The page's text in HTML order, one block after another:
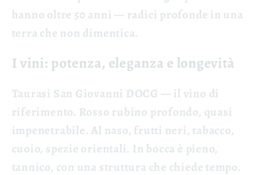
hanno oltre 50 anni — radici profonde in una
terra che non dimentica.
I vini: potenza, eleganza e longevità
Taurasi San Giovanni DOCG — il vino di
riferimento. Rosso rubino profondo, quasi
impenetrabile. Al naso, frutti neri, tabacco,
cuoio, spezie orientali. In bocca è pieno,
tannico, con una struttura che chiede tempo.